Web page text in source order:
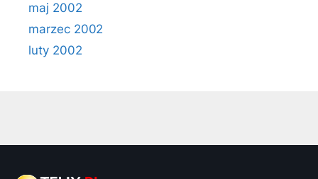
maj 2002
marzec 2002
luty 2002